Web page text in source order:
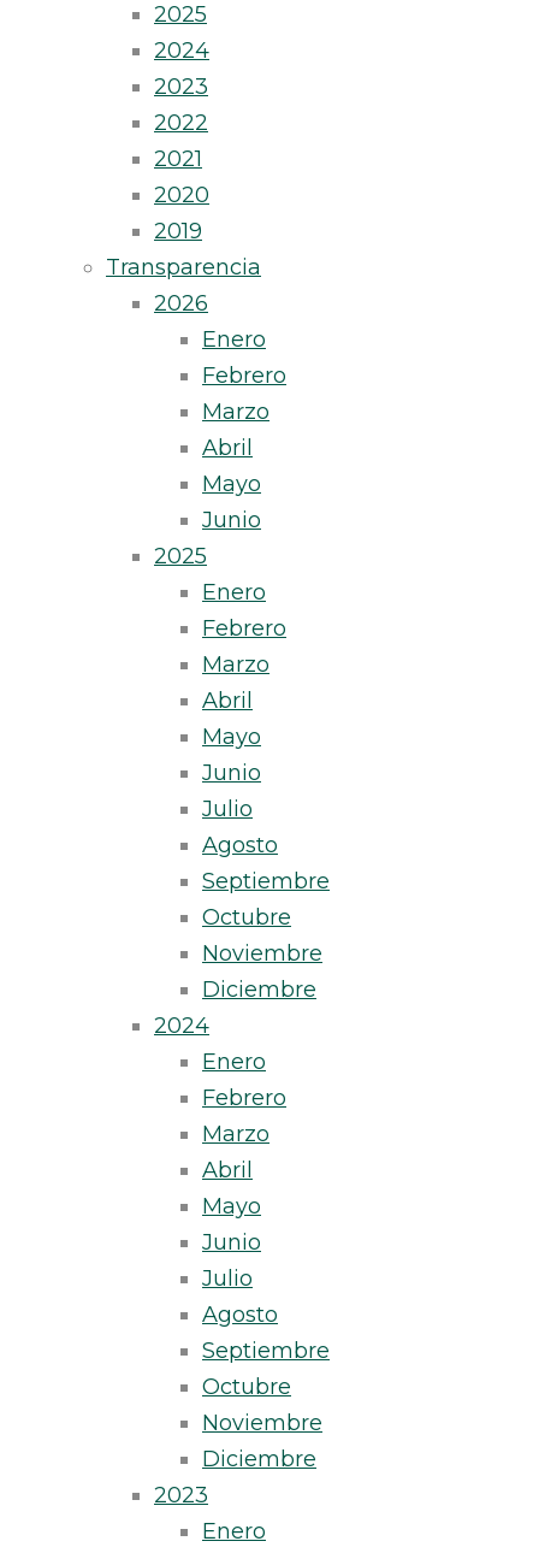
2025
2024
2023
2022
2021
2020
2019
Transparencia
2026
Enero
Febrero
Marzo
Abril
Mayo
Junio
2025
Enero
Febrero
Marzo
Abril
Mayo
Junio
Julio
Agosto
Septiembre
Octubre
Noviembre
Diciembre
2024
Enero
Febrero
Marzo
Abril
Mayo
Junio
Julio
Agosto
Septiembre
Octubre
Noviembre
Diciembre
2023
Enero